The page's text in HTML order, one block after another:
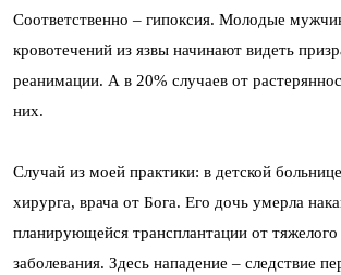
Соответственно – гипоксия. Молодые
кровотечений из язвы начинают видеть
реанимации. А в 20% случаев от
них.
Случай из моей практики: в детской
хирурга, врача от Бога. Его дочь умерла
планирующейся трансплантации от
заболевания. Здесь нападение – следствие